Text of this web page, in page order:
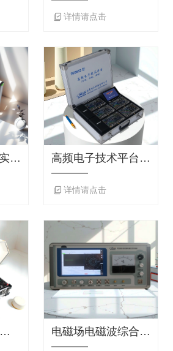
详情请点击
数字化电工电路实验平台 高频电子技术平台 R9653型
详情请点击
DSP数字信号处理RZ8682 电磁场电磁波综合系统